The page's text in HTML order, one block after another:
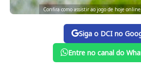
Confira como assistir ao jogo de hoje
Siga o DCI no
Entre no canal do